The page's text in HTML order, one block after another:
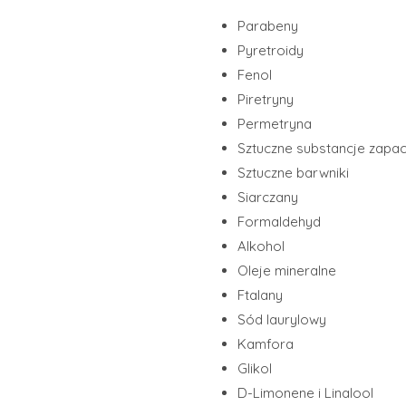
Parabeny
Pyretroidy
Fenol
Piretryny
Permetryna
Sztuczne substancje
Sztuczne barwniki
Siarczany
Formaldehyd
Alkohol
Oleje mineralne
Ftalany
Sód laurylowy
Kamfora
Glikol
D-Limonene i Linalool